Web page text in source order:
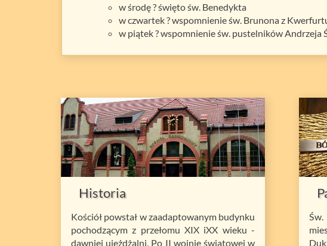
w środę ? święto św. Benedykta
w czwartek ? wspomnienie św. Brunona z
w piątek ? wspomnienie św. pustelników Andrzeja
Historia
Kościół powstał w zaadaptowanym budynku
pochodzącym z przełomu XIX iXX wieku -
dawniej ujeżdżalni. Po II wojnie światowej w